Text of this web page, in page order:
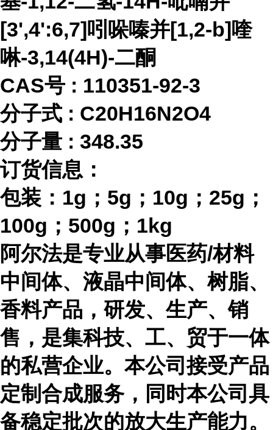
[3',4':6,7]吲哚嗪并[1,2-b]喹
啉-3,14(4H)-二酮
CAS号 : 110351-92-3
分子式 : C20H16N2O4
分子量 : 348.35
订货信息：
包装： 1g；5g；10g；25g；
100g；500g；1kg
阿尔法是专业从事医药/材料
中间体、液晶中间体、树脂、
香料产品，研发、生产、销
售，是集科技、工、贸于一体
的私营企业。本公司接受产品
定制合成服务，同时本公司具
备稳定批次的放大生产能力。